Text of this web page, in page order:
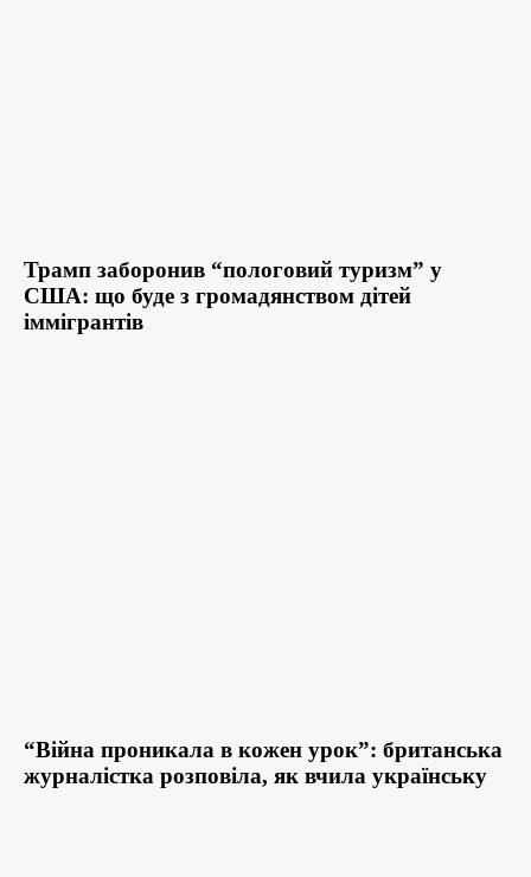
Трамп заборонив “пологовий туризм” у
США: що буде з громадянством дітей
іммігрантів
“Війна проникала в кожен урок”: британська
журналістка розповіла, як вчила українську